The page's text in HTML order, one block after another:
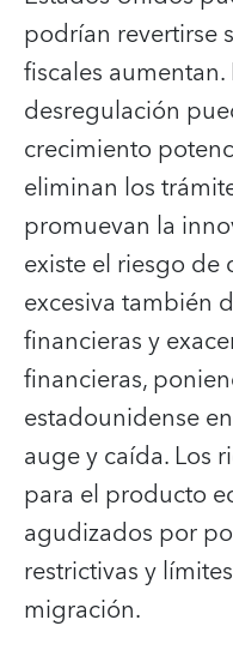
podrían revertirse
fiscales
desregulación
crecimiento
eliminan los
promuevan la
existe el riesgo
excesiva también
financieras y
financieras,
estadounidense
auge y caída. Los
para el producto
agudizados por
restrictivas y
migración.